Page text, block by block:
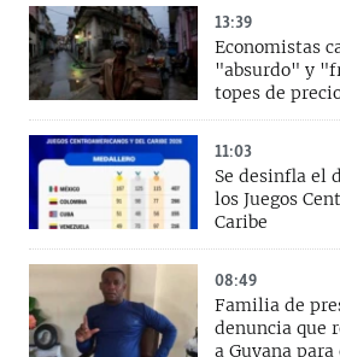
13:39
Economistas
"absurdo" y
topes de
11:03
Se desinfla el
los Juegos
Caribe
08:49
Familia de
denuncia que
a Guyana